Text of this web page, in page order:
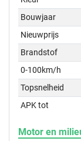
Bouwjaar
Nieuwprijs
Brandstof
0-100km/h
Topsnelheid
APK tot
Motor en